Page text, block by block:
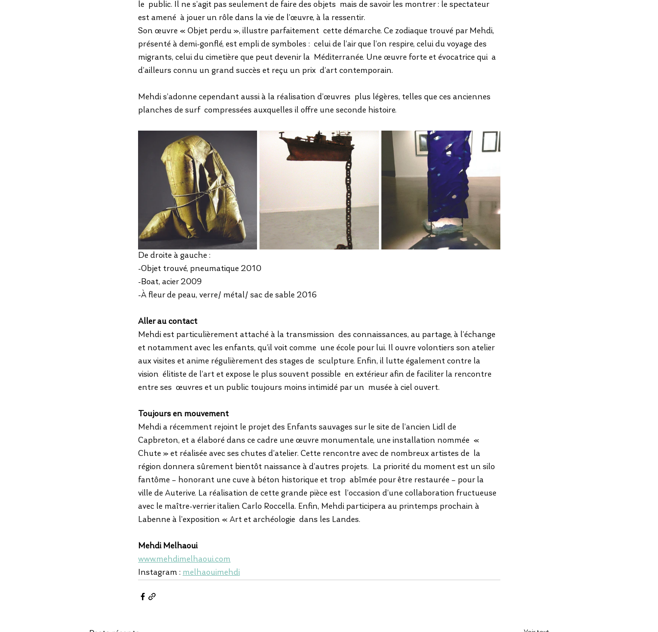
le  public. Il ne s’agit pas seulement de faire des objets  mais de savoir les montrer : le spectateur
est amené  à jouer un rôle dans la vie de l’œuvre, à la ressentir.
Son œuvre « Objet perdu », illustre parfaitement  cette démarche. Ce zodiaque trouvé par Mehdi,
présenté à demi-gonflé, est empli de symboles :  celui de l’air que l’on respire, celui du voyage des
migrants, celui du cimetière que peut devenir la  Méditerranée. Une œuvre forte et évocatrice qui  a
d’ailleurs connu un grand succès et reçu un prix  d’art contemporain.
Mehdi s’adonne cependant aussi à la réalisation d’œuvres  plus légères, telles que ces anciennes
planches de surf  compressées auxquelles il offre une seconde histoire.
De droite à gauche :
-Objet trouvé, pneumatique 2010
-Boat, acier 2009
-À fleur de peau, verre/ métal/ sac de sable 2016
Aller au contact
Mehdi est particulièrement attaché à la transmission  des connaissances, au partage, à l’échange
et notamment avec les enfants, qu’il voit comme  une école pour lui. Il ouvre volontiers son atelier
aux visites et anime régulièrement des stages de  sculpture. Enfin, il lutte également contre la
vision  élitiste de l’art et expose le plus souvent possible  en extérieur afin de faciliter la rencontre
entre ses  œuvres et un public toujours moins intimidé par un  musée à ciel ouvert.
Toujours en mouvement
Mehdi a récemment rejoint le projet des Enfants sauvages sur le site de l’ancien Lidl de
Capbreton, et a élaboré dans ce cadre une œuvre monumentale, une installation nommée  «
Chute » et réalisée avec ses chutes d’atelier. Cette rencontre avec de nombreux artistes de  la
région donnera sûrement bientôt naissance à d’autres projets.  La priorité du moment est un silo
fantôme – honorant une cuve à béton historique et trop  abîmée pour être restaurée – pour la
ville de Auterive. La réalisation de cette grande pièce est  l’occasion d’une collaboration fructueuse
avec le maître-verrier italien Carlo Roccella. Enfin, Mehdi participera au printemps prochain à
Labenne à l’exposition « Art et archéologie  dans les Landes.
Mehdi Melhaoui
www.mehdimelhaoui.com
Instagram : melhaouimehdi